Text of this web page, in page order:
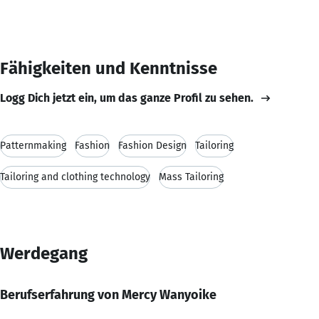
Fähigkeiten und Kenntnisse
Logg Dich jetzt ein, um das ganze Profil zu sehen.
Patternmaking Fashion Fashion Design Tailoring
Tailoring and clothing technology Mass Tailoring
Werdegang
Berufserfahrung von Mercy Wanyoike